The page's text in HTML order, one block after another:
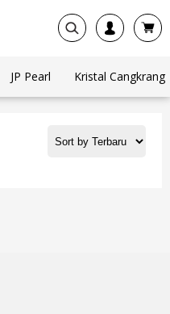
JP Pearl Kristal Cangkrang